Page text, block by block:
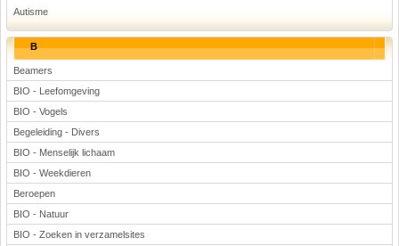
Autisme
B
Beamers
BIO - Leefomgeving
BIO - Vogels
Begeleiding - Divers
BIO - Menselijk lichaam
BIO - Weekdieren
Beroepen
BIO - Natuur
BIO - Zoeken in verzamelsites